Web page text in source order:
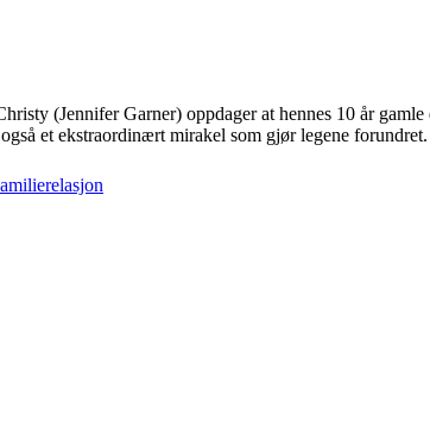
(Jennifer Garner) oppdager at hennes 10 år
et ekstraordinært mirakel som gjør legene